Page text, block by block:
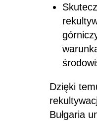
Dzięki
Bułgaria